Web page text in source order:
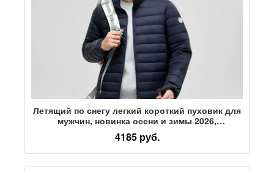
Летящий по снегу легкий короткий пуховик для
мужчин, новинка осени и зимы 2026,
универсальная модная повседневная куртка с
воротником-стойкой в западном стиле, тренд
4185 руб.